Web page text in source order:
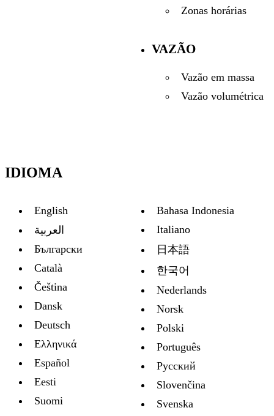
Zonas horárias
VAZÃO
Vazão em massa
Vazão volumétrica
IDIOMA
English
العربية
Български
Català
Čeština
Dansk
Deutsch
Ελληνικά
Español
Eesti
Suomi
Bahasa Indonesia
Italiano
日本語
한국어
Nederlands
Norsk
Polski
Português
Русский
Slovenčina
Svenska